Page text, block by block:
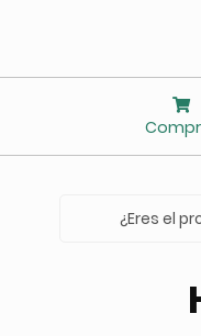
¿Eres el